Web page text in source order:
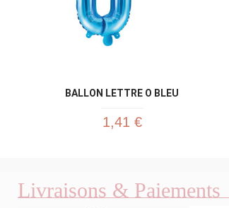
BALLON LETTRE O BLEU
1,41 €
Livraisons & Paiements